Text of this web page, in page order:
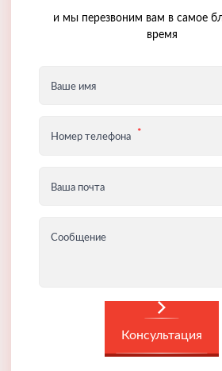
и мы перезвоним вам в самое
время
Ваше имя
Номер телефона
Ваша почта
Сообщение
Консультация